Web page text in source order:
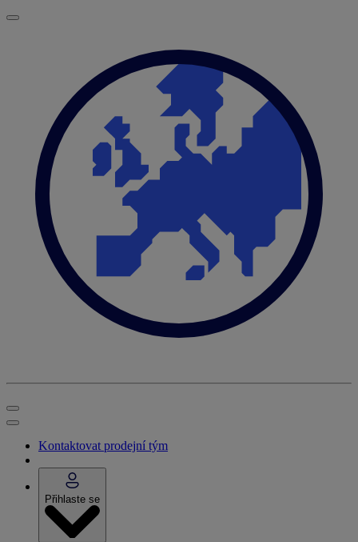
Kontaktovat prodejní tým
Přihlaste se